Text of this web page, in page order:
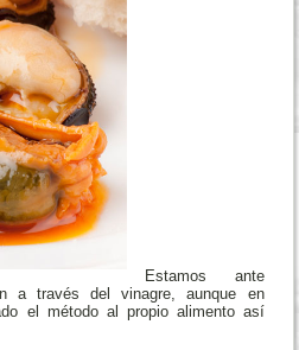
Estamos ante
a través del vinagre, aunque en
el método al propio alimento así